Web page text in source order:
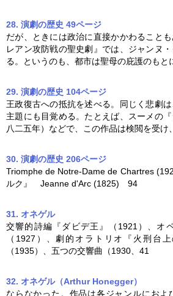
28. 演劇の歴史 49ページ
だが、ときには政治に直接かかわること
レアン攻防戦の聖史劇』では、 ジャンヌ
る。というのも、都市は聖母の庇護のもと
29. 演劇の歴史 104ページ
王政復古への抵抗を述べる。同じく悲劇
主題にも目覚める。たとえば、スーメの『
八二五年）などで、この作品は検閲を受け、
30. 演劇の歴史 206ページ
Triomphe de Notre-Dame de Chartres
ルク』 Jeanne d'Arc (1825) 94
31. オネゲル
交響的詩編『ダビデ王』（1921）、オ
（1927）、劇的オラトリオ『火刑台上
（1935）、五つの交響曲（1930、41
32. オネゲル（Arthur Honegger）
ならなかった。作品は各ジャンルにおよ